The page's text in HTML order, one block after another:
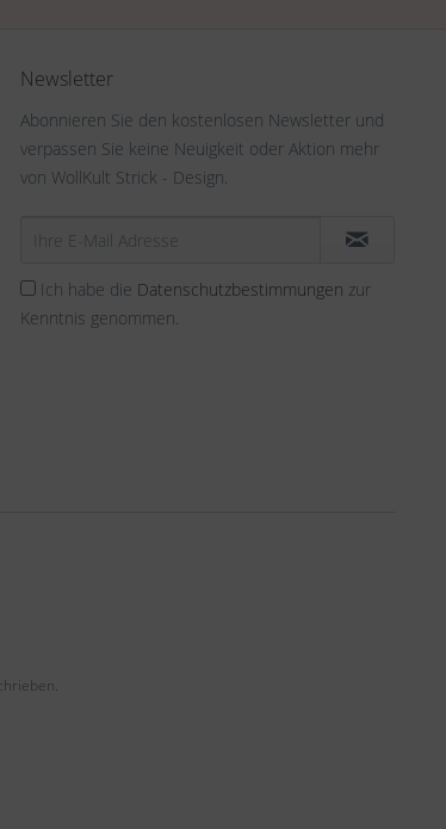
Newsletter
Abonnieren Sie den kostenlosen Newsletter und
verpassen Sie keine Neuigkeit oder Aktion mehr
von WollKult Strick - Design.
Ich habe die Datenschutzbestimmungen zur
Kenntnis genommen.